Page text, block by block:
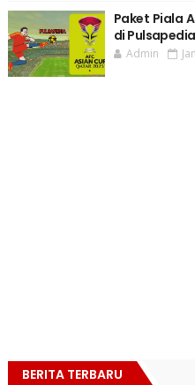
Paket Piala
di Pulsapedia
Admin
BERITA TERBARU